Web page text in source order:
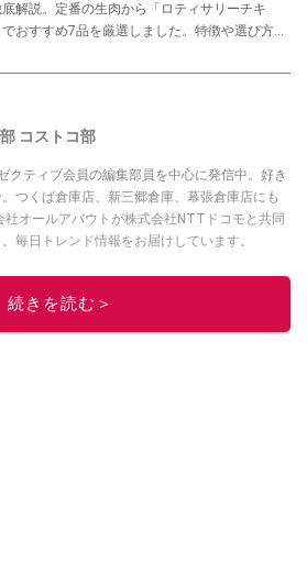
解説。定番の生肉から「ロティサリーチキ
おすすめ7品を厳選しました。特徴や選び方の
コストコ部
クティブ会員の編集部員を中心に発信中。好き
つくば倉庫店、新三郷倉庫、幕張倉庫店にも
社オールアバウトが株式会社NTTドコモと共同
毎日トレンド情報をお届けしています。
このイチオシストの他の記事を読む
続きを読む＞